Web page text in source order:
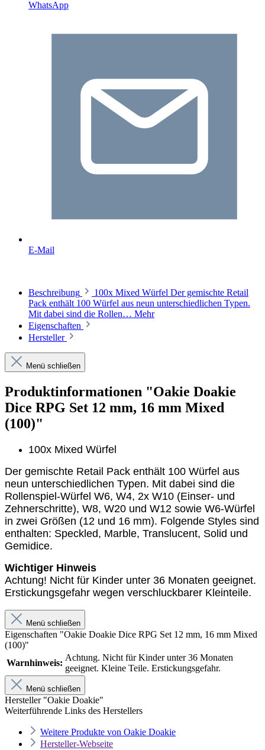
WhatsApp
E-Mail
Beschreibung
100x Mixed Würfel Der gemischte Retail
Pack enthält 100 Würfel aus neun unterschiedlichen Typen.
Mit dabei sind die Rollen… Mehr
Eigenschaften
Hersteller
Menü schließen
Produktinformationen "Oakie Doakie
Dice RPG Set 12 mm, 16 mm Mixed
(100)"
100x Mixed Würfel
Der gemischte Retail Pack enthält 100 Würfel aus
neun unterschiedlichen Typen. Mit dabei sind die
Rollenspiel-Würfel W6, W4, 2x W10 (Einser- und
Zehnerschritte), W8, W20 und W12 sowie W6-Würfel
in zwei Größen (12 und 16 mm). Folgende Styles sind
enthalten: Speckled, Marble, Translucent, Solid und
Gemidice.
Wichtiger Hinweis
Achtung! Nicht für Kinder unter 36 Monaten geeignet.
Erstickungsgefahr wegen verschluckbarer Kleinteile.
Menü schließen
Eigenschaften "Oakie Doakie Dice RPG Set 12 mm, 16 mm Mixed
(100)"
Warnhinweis:
Achtung. Nicht für Kinder unter 36 Monaten
geeignet. Kleine Teile. Erstickungsgefahr.
Menü schließen
Hersteller "Oakie Doakie"
Weiterführende Links des Herstellers
Weitere Produkte von Oakie Doakie
Hersteller-Webseite